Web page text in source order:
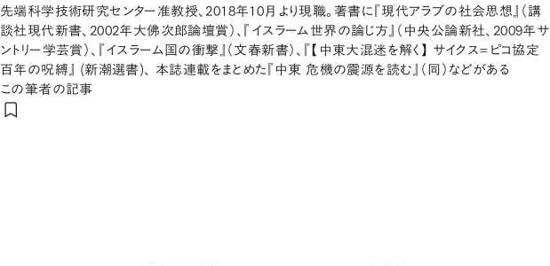
先端科学技術研究センター准教授、2018年10月より現職。著書に『現代アラブの社会思想』（講
談社現代新書、2002年大佛次郎論壇賞）、『イスラーム世界の論じ方』（中央公論新社、2009年サ
ントリー学芸賞）、『イスラーム国の衝撃』（文春新書）、『【中東大混迷を解く】 サイクス=ピコ協定
百年の呪縛』 (新潮選書)、 本誌連載をまとめた『中東 危機の震源を読む』（同）などがある
この筆者の記事